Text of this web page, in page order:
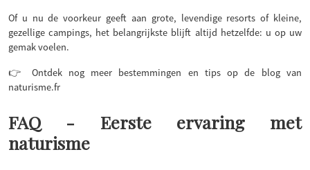
Of u nu de voorkeur geeft aan grote, levendige resorts of kleine,
gezellige campings, het belangrijkste blijft altijd hetzelfde: u op uw
gemak voelen.
👉 Ontdek nog meer bestemmingen en tips op de blog van
naturisme.fr
FAQ - Eerste ervaring met
naturisme